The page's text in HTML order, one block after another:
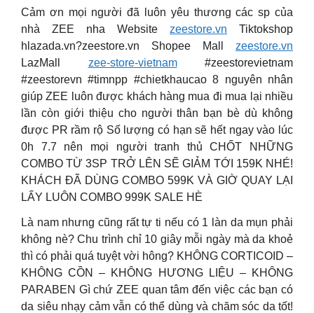
Cảm ơn mọi người đã luôn yêu thương các sp của
nhà ZEE nha Website zeestore.vn Tiktokshop
hlazada.vn?zeestore.vn Shopee Mall zeestore.vn
LazMall zee-store-vietnam#zeestorevietnam
#zeestorevn #timnpp #chietkhaucao 8 nguyên nhân
giúp ZEE luôn được khách hàng mua đi mua lại nhiều
lần còn giới thiệu cho người thân bạn bè dù không
được PR rầm rộ Số lượng có hạn sẽ hết ngay vào lúc
0h 7.7 nên mọi người tranh thủ CHỐT NHỮNG
COMBO TỪ 3SP TRỞ LÊN SẼ GIẢM TỚI 159K NHÉ!
KHÁCH ĐÃ DÙNG COMBO 599K VÀ GIỜ QUAY LẠI
LẤY LUÔN COMBO 999K SALE HÈ
Là nam nhưng cũng rất tự ti nếu có 1 làn da mụn phải
không nè? Chu trình chỉ 10 giây mỗi ngày mà da khoẻ
thì có phải quá tuyệt vời hông? KHÔNG CORTICOID –
KHÔNG CỒN – KHÔNG HƯƠNG LIỆU – KHÔNG
PARABEN Gì chứ ZEE quan tâm đến việc các bạn có
da siêu nhạy cảm vẫn có thể dùng và chăm sóc da tốt!